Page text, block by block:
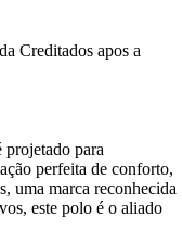
Creditados apos a
para
perfeita de conforto,
uma marca reconhecida
este polo é o aliado